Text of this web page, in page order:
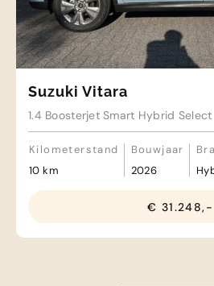
Suzuki Vitara
1.4 Boosterjet Smart Hybrid Select
Kilometerstand
10 km
Bouwjaar
2026
€ 31.248,-